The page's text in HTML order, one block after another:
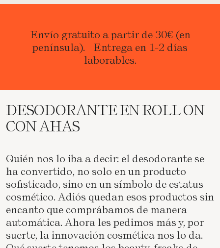
Envío gratuito a partir de 30€ (en
península). Entrega en 1-2 días
laborables.
DESODORANTE EN ROLL ON
CON AHAS
Quién nos lo iba a decir: el desodorante se
ha convertido, no solo en un producto
sofisticado, sino en un símbolo de estatus
cosmético. Adiós quedan esos productos sin
encanto que comprábamos de manera
automática. Ahora les pedimos más y, por
suerte, la innovación cosmética nos lo da.